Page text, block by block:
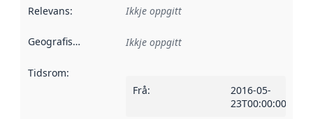
Relevans: Ikkje oppgitt
Geografisk område Ikkje oppgitt
Tidsrom:
Frå:
2016-05-
23T00:00:00Z